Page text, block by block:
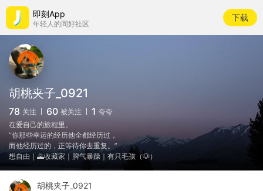
即刻App
年轻人的同好社区
下载
胡桃夹子_0921
78 关注 60 被关注 1 夸夸
在爱自己的旅程里。
“你那些幸运的经历他全都经历过，
而他经历过的，正等待你去重复。”
想自由｜🌄收藏家｜脾气暴躁｜有只毛孩（🐶）
胡桃夹子_0921